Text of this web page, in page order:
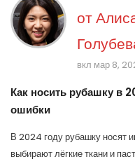
от
вкл мар 8,
Как носить рубашку в
ошибки
В 2024 году рубашку носят
выбирают лёгкие ткани и